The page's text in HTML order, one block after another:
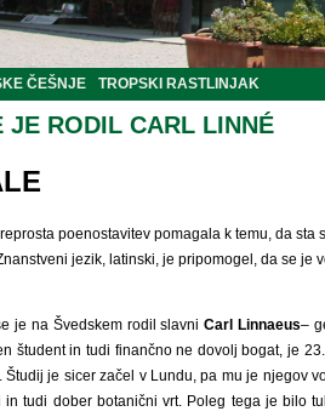
ČEŠNJE TROPSKI RASTLINJAK
JE RODIL CARL LINNÉ
poenostavitev pomagala k temu, da
jezik, latinski, je pripomogel, da se
je na Švedskem rodil slavni Carl Linnaeus–
študent in tudi finančno ne dovolj bogat, je
je sicer začel v Lundu, pa mu je njegov
tudi dober botanični vrt. Poleg tega je bilo